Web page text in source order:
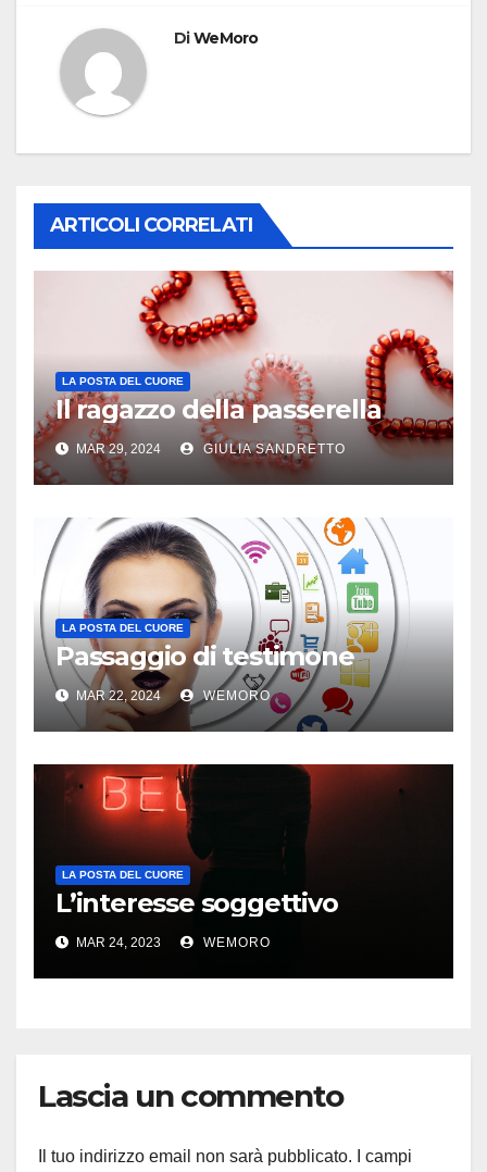
DiWeMoro
ARTICOLI CORRELATI
LA POSTA DEL CUORE
Il ragazzo della passerella
MAR 29, 2024 GIULIA SANDRETTO
LA POSTA DEL CUORE
Passaggio di testimone
MAR 22, 2024 WEMORO
LA POSTA DEL CUORE
L’interesse soggettivo
MAR 24, 2023 WEMORO
Lascia un commento
Il tuo indirizzo email non sarà pubblicato.
I campi